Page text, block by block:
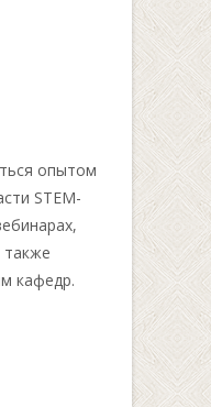
опытом
STEM-
также
кафедр.